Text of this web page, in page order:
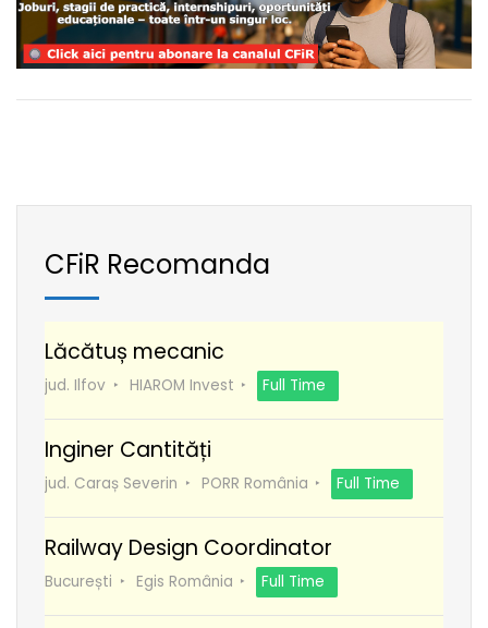
CFiR Recomanda
Lăcătuș mecanic
jud. Ilfov HIAROM Invest Full Time
Inginer Cantități
jud. Caraș Severin PORR România Full Time
Railway Design Coordinator
București Egis România Full Time